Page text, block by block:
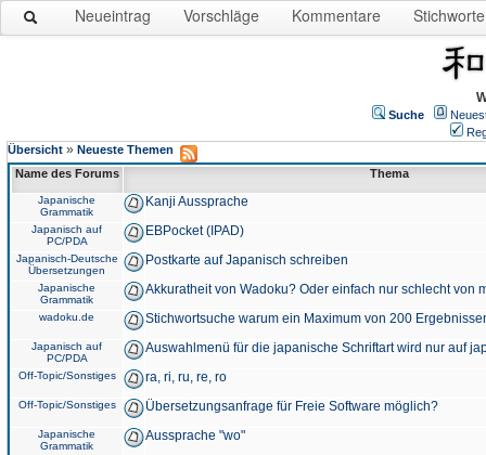
Neueintrag Vorschläge Kommentare Stichworte
Suche
Übersicht » Neueste Themen
Name des Forums
Thema
Japanische
Grammatik
Kanji Aussprache
Japanisch auf
PC/PDA
EBPocket (IPAD)
Japanisch-Deutsche
Übersetzungen
Postkarte auf Japanisch schreiben
Japanische
Grammatik
Akkuratheit von Wadoku? Oder einfach nur schlecht von
wadoku.de Stichwortsuche warum ein Maximum von 200
Japanisch auf
PC/PDA
Auswahlmenü für die japanische Schriftart wird nur auf
Off-Topic/Sonstiges ra, ri, ru, re, ro
Off-Topic/Sonstiges Übersetzungsanfrage für Freie Software möglich?
Japanische
Grammatik
Aussprache "wo"